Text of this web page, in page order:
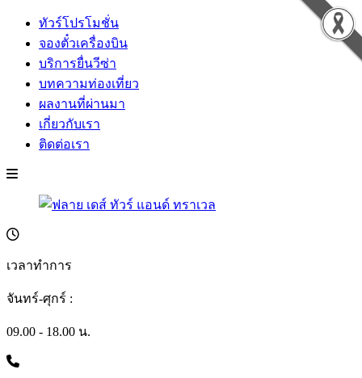
ทัวร์โปรโมชั่น
จองตั๋วเครื่องบิน
บริการยื่นวีซ่า
บทความท่องเที่ยว
ผลงานที่ผ่านมา
เกี่ยวกับเรา
ติดต่อเรา
เวลาทำการ
จันทร์-ศุกร์ :
09.00 - 18.00 น.